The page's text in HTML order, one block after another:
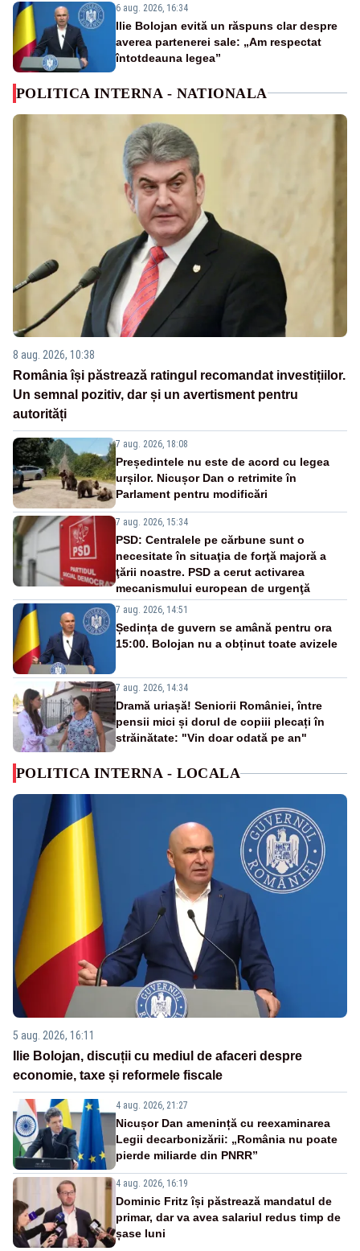
6 aug. 2026, 16:34
Ilie Bolojan evită un răspuns clar despre
averea partenerei sale: „Am respectat
întotdeauna legea”
POLITICA INTERNA - NATIONALA
8 aug. 2026, 10:38
România își păstrează ratingul recomandat investițiilor.
Un semnal pozitiv, dar și un avertisment pentru
autorități
7 aug. 2026, 18:08
Președintele nu este de acord cu legea
urșilor. Nicușor Dan o retrimite în
Parlament pentru modificări
7 aug. 2026, 15:34
PSD: Centralele pe cărbune sunt o
necesitate în situaţia de forţă majoră a
ţării noastre. PSD a cerut activarea
mecanismului european de urgenţă
7 aug. 2026, 14:51
Ședința de guvern se amână pentru ora
15:00. Bolojan nu a obținut toate avizele
7 aug. 2026, 14:34
Dramă uriașă! Seniorii României, între
pensii mici și dorul de copiii plecați în
străinătate: "Vin doar odată pe an"
POLITICA INTERNA - LOCALA
5 aug. 2026, 16:11
Ilie Bolojan, discuții cu mediul de afaceri despre
economie, taxe și reformele fiscale
4 aug. 2026, 21:27
Nicușor Dan amenință cu reexaminarea
Legii decarbonizării: „România nu poate
pierde miliarde din PNRR”
4 aug. 2026, 16:19
Dominic Fritz își păstrează mandatul de
primar, dar va avea salariul redus timp de
șase luni